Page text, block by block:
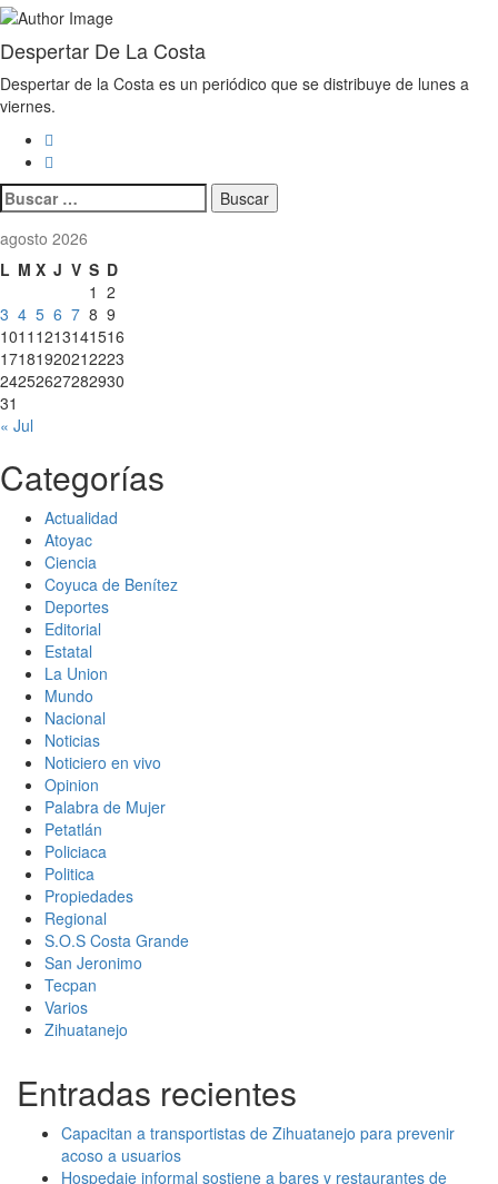
Despertar De La Costa
Despertar de la Costa es un periódico que se distribuye de lunes a
viernes.
Buscar:
agosto 2026
L M X J V S D
1 2
3 4 5 6 7 8 9
1011 1213141516
17181920212223
24252627282930
31
« Jul
Categorías
Actualidad
Atoyac
Ciencia
Coyuca de Benítez
Deportes
Editorial
Estatal
La Union
Mundo
Nacional
Noticias
Noticiero en vivo
Opinion
Palabra de Mujer
Petatlán
Policiaca
Politica
Propiedades
Regional
S.O.S Costa Grande
San Jeronimo
Tecpan
Varios
Zihuatanejo
Entradas recientes
Capacitan a transportistas de Zihuatanejo para prevenir
acoso a usuarios
Hospedaje informal sostiene a bares y restaurantes de